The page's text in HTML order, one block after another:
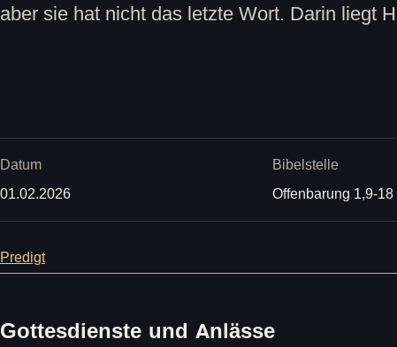
aber sie hat nicht das letzte Wort. Darin liegt
Datum
01.02.2026
Bibelstelle
Offenbarung 1,9-18
Predigt
Gottesdienste und Anlässe